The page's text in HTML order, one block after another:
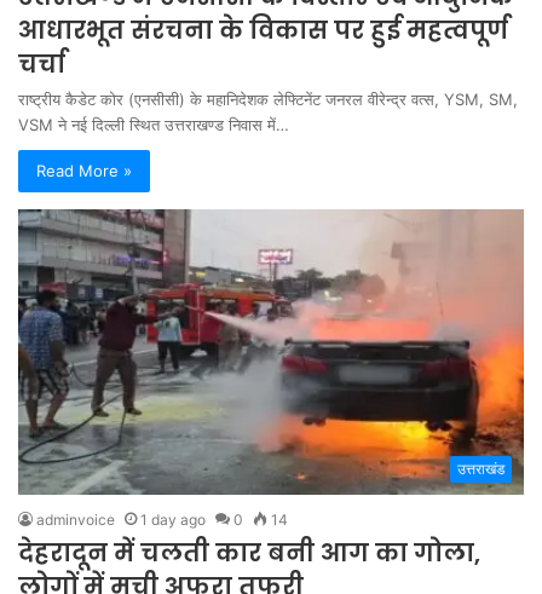
आधारभूत संरचना के विकास पर हुई महत्वपूर्ण
चर्चा
राष्ट्रीय कैडेट कोर (एनसीसी) के महानिदेशक लेफ्टिनेंट जनरल वीरेन्द्र वत्स, YSM, SM,
VSM ने नई दिल्ली स्थित उत्तराखण्ड निवास में…
Read More »
उत्तराखंड
adminvoice 1 day ago 0 14
देहरादून में चलती कार बनी आग का गोला,
लोगों में मची अफरा तफरी